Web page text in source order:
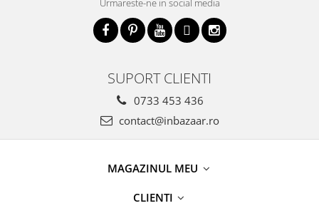
Urmareste-ne in social media
SUPORT CLIENTI
0733 453 436
contact@inbazaar.ro
MAGAZINUL MEU
CLIENTI